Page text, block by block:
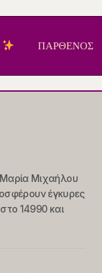
ΠΑΡΘΕΝΟΣ
Μαρία Μιχαήλου
έγκυρες
14990 και